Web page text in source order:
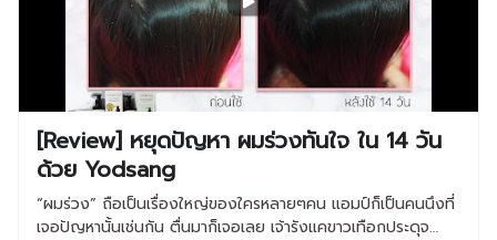
[Review] หยุดปัญหา ผมร่วงทันใจ ใน 14 วัน
ด้วย Yodsang
“ผมร่วง” ถือเป็นเรื่องใหญ่ของใครหลายๆคน แอมป์ก็เป็นคนนึงที่
เจอปัญหานั้นเช่นกัน ตื่นมาก็เจอเลย เจ้ารังแคขาวเทือกประดุจ…